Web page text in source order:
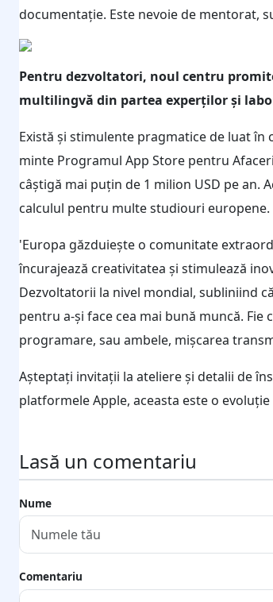
documentație. Este nevoie de mentorat,
Pentru dezvoltatori, noul centru
multilingvă din partea experților și
Există și stimulente pragmatice de luat
minte Programul App Store pentru
câștigă mai puțin de 1 milion USD pe an.
calculul pentru multe studiouri europene.
'Europa găzduiește o comunitate
încurajează creativitatea și stimulează
Dezvoltatorii la nivel mondial, subliniind
pentru a-și face cea mai bună muncă.
programare, sau ambele, mișcarea
Așteptați invitații la ateliere și detalii de
platformele Apple, aceasta este o
Lasă un comentariu
Nume
Comentariu